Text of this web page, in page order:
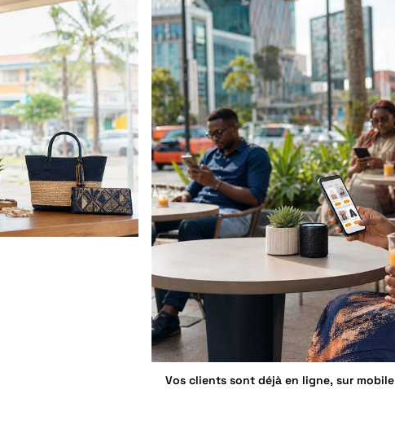
Vos clients sont déjà en ligne, sur mobile